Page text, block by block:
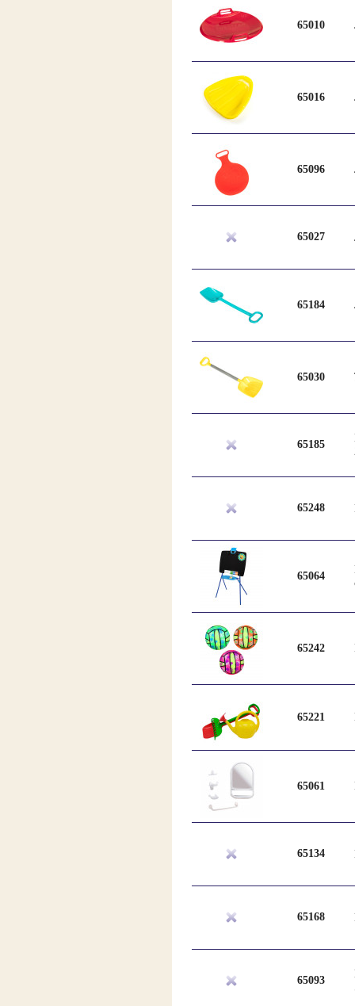
65010
65016
65096
65027
65184
65030
65185
65248
65064
65242
65221
65061
65134
65168
65093